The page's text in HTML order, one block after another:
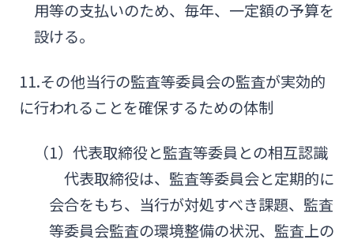
用等の支払いのため、毎年、一定額の予算を
設ける。
11.その他当行の監査等委員会の監査が実効的
に行われることを確保するための体制
（1）代表取締役と監査等委員との相互認識
代表取締役は、監査等委員会と定期的に
会合をもち、当行が対処すべき課題、監査
等委員会監査の環境整備の状況、監査上の